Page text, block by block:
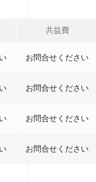
共益費
お問合せください
お問合せください
お問合せください
お問合せください